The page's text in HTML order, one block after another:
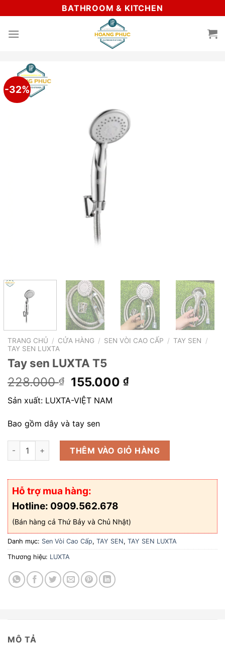
to
content
BATHROOM & KITCHEN
-32%
TRANG CHỦ / CỬA HÀNG / SEN VÒI CAO CẤP / TAY SEN
/
TAY SEN LUXTA
Tay sen LUXTA T5
228.000₫
Giá
gốc
là:
228.000 ₫.
155.000₫Giá
Sản xuất: LUXTA-VIỆT NAM
Bao gồm dây và tay sen
Tay sen LUXTA T5 số lượngTHÊM VÀO GIỎ HÀNG
Hỗ trợ mua hàng:
Hotline: 0909.562.678
(Bán hàng cả Thứ Bảy và Chủ Nhật)
Danh mục: Sen Vòi Cao Cấp, TAY SEN, TAY SEN LUXTA
Thương hiệu: LUXTA
MÔ TẢ